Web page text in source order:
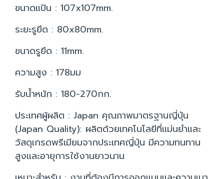
ขนาดแป้น : 107x107mm.
ระยะรูยึด : 80x80mm.
ขนาดรูยึด : 11mm.
ความสูง : 178มม
รับน้ำหนัก : 180-270กก.
ประเทศผู้ผลิต : Japan คุณภาพมาตรฐานญี่ปุ่น
(Japan Quality): ผลิตด้วยเทคโนโลยีที่แม่นยำและ
วัสดุเกรดพรีเมียมจากประเทศญี่ปุ่น มีความทนทาน
สูงและอายุการใช้งานยาวนาน